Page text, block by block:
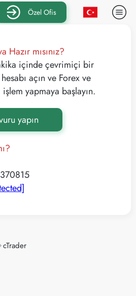
Özel Ofis
Hazır mısınız?
içinde çevrimiçi bir
açın ve Forex ve
yapmaya başlayın.
yapın
cTrader